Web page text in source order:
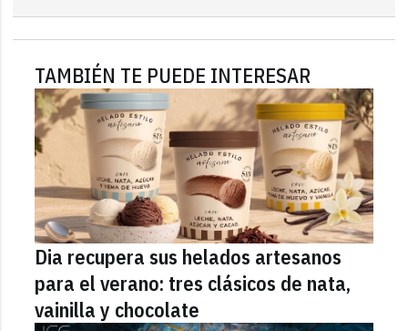
TAMBIÉN TE PUEDE INTERESAR
Dia recupera sus helados artesanos
para el verano: tres clásicos de nata,
vainilla y chocolate